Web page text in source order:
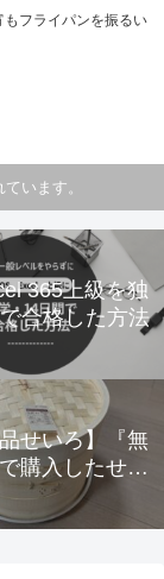
フライパンを振るい
います。
365上級を独
合格した方法
品せいろ】『無
購入したせい
使用、収納方
使用した感想